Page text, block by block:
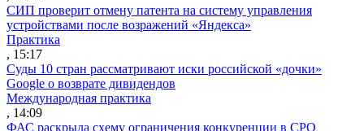
СИП проверит отмену патента на систему управления
устройствами после возражений «Яндекса»
Практика
, 15:17
Суды 10 стран рассматривают иски российской «дочки»
Google о возврате дивидендов
Международная практика
, 14:09
ФАС раскрыла схему ограничения конкуренции в СРО